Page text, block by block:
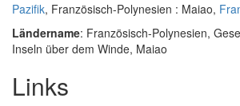
Pazifik, Französisch-Polynesien : Maiao,
Ländername: Französisch-Polynesien,
Inseln über dem Winde, Maiao
Links